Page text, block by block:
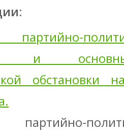
и
обстановки